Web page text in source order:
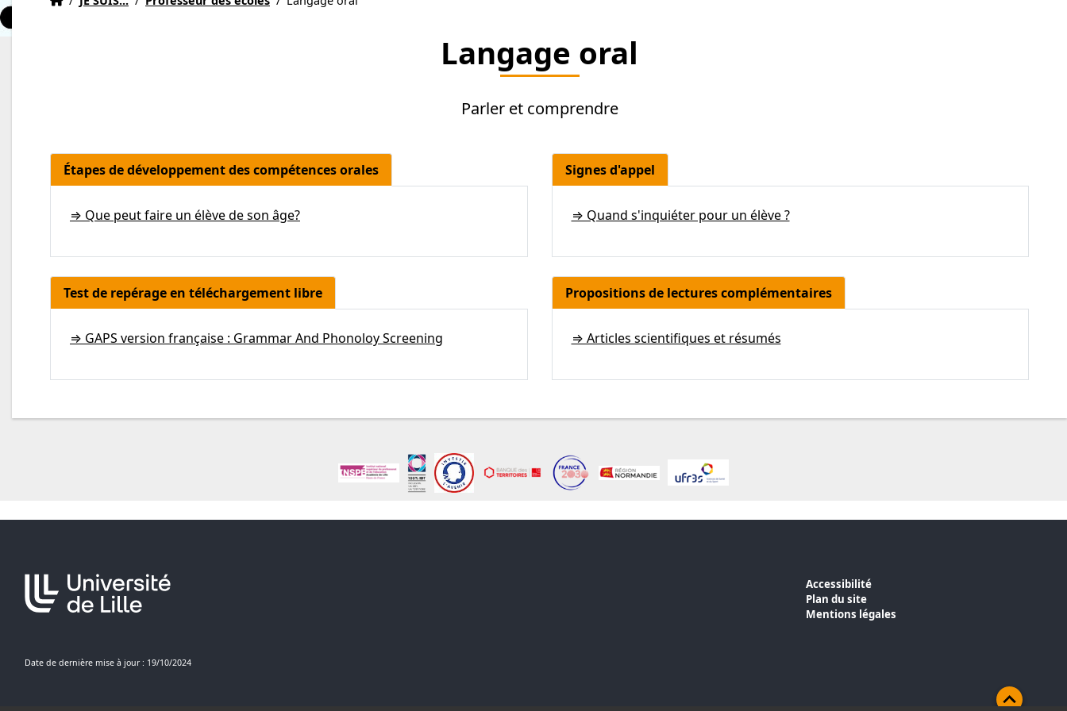
Langage oral
Parler et comprendre
Étapes de développement des compétences orales
⇒ Que peut faire un élève de son âge?
Signes d'appel
⇒ Quand s'inquiéter pour un élève ?
Test de repérage en téléchargement libre
⇒ GAPS version française : Grammar And Phonoloy Screening
Propositions de lectures complémentaires
⇒ Articles scientifiques et résumés
Date de dernière mise à jour : 19/10/2024
Accessibilité
Plan du site
Mentions légales